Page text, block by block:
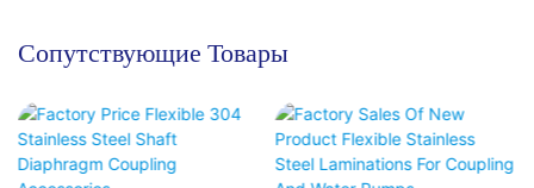
Сопутствующие Товары